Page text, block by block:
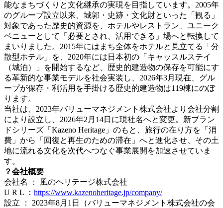
能なまちづくりと文化継承の実現を目指しています。2005年
のグループ設立以来、城郭・史跡・文化財といった「観る」
対象であった歴史的資源を、ホテルやレストラン、ユニーク
ベニューとして「必要とされ、活用できる」場へと転換して
まいりました。2015年にはまち全体をホテルと見立てる「分
散型ホテル」を、2020年には日本初の「キャッスルステイ
（城泊）」を開始するなど、歴史的建造物の保存を可能にす
る革新的な事業モデルを社会実装し、2026年3月現在、グル
ープが保存・利活用を手掛ける歴史的建造物は119棟にのぼ
ります。
当社は、2023年バリューマネジメント株式会社より会社分割
により設立し、2026年2月14日に現社名へと変更。新ブラン
ドシリーズ「Kazeno Heritage」のもと、旅行の在り方を「消
費」から「回復と再生のための滞在」へと進化させ、その土
地に流れる文化を次代へつなぐ事業展開を加速させていま
す。
？会社概要
会社名 ： 風のヘリテージ株式会社
U R L ： https://www.kazenoheritage.jp/company/
設立 ： 2023年8月1日（バリューマネジメント株式会社の会